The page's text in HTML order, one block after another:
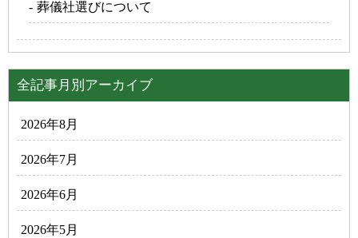
葬儀社選びについて
全記事月別アーカイブ
2026年8月
2026年7月
2026年6月
2026年5月